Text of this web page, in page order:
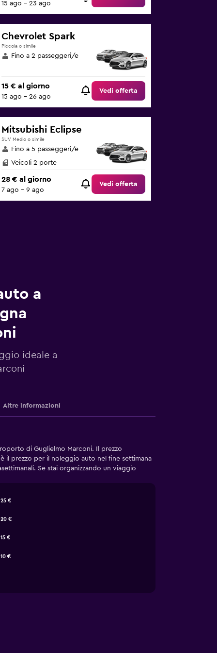
15 ago - 23 ago
Chevrolet Spark
Piccola o simile
Fino a 2 passeggeri/e
15 € al giorno
15 ago - 26 ago
Vedi offerta
Mitsubishi Eclipse
SUV Medio o simile
Fino a 5 passeggeri/e
Veicoli 2 porte
28 € al giorno
7 ago - 9 ago
Vedi offerta
a
ideale a
Altre informazioni
di Guglielmo Marconi. Il prezzo
prezzo per il noleggio auto nel fine settimana
Se stai organizzando un viaggio
10 €
15 €
20 €
25 €